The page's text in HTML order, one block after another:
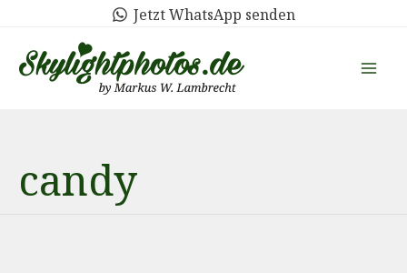
springen
Jetzt WhatsApp senden
candy